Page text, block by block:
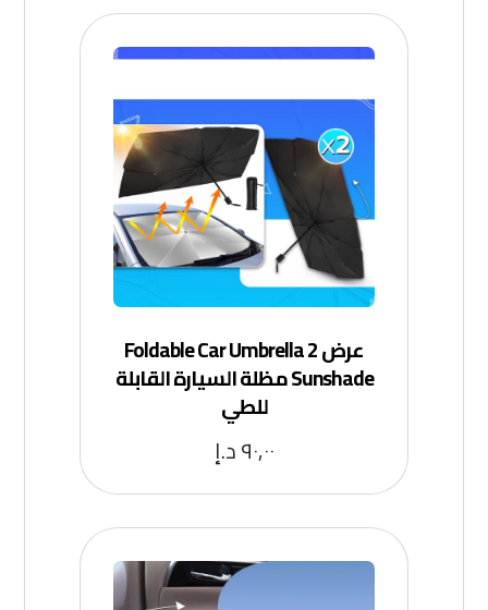
عرض 2 Foldable Car Umbrella
Sunshade مظلة السيارة القابلة
للطي
٩٠,٠٠د.إ